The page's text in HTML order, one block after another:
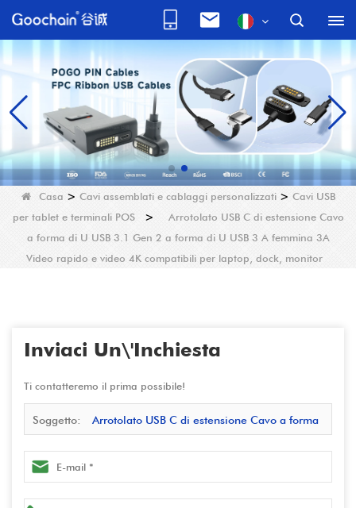
Casa > Cavi assemblati e cablaggi personalizzati> Cavi USB
per tablet e terminali POS>
Arrotolato USB C di estensione Cavo
a forma di U USB 3.1 Gen 2 a forma di U USB 3 A femmina 3A
Video rapido e video 4K compatibili per laptop, dock, monitor
Inviaci Un\'inchiesta
Ti contatteremo il prima possibile!
Soggetto: Arrotolato USB C di estensione Cavo a forma
di U USB 3.1 Gen 2 a forma di U USB 3 A femmina 3A
Video rapido e video 4K compatibili per laptop, dock,